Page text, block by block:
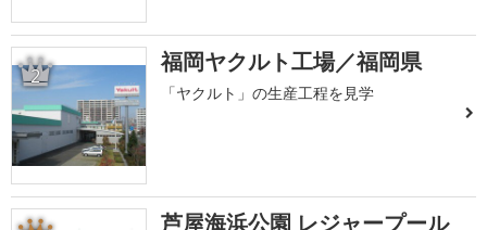
2 福岡ヤクルト工場／福岡県
「ヤクルト」の生産工程を見学
芦屋海浜公園 レジャープール